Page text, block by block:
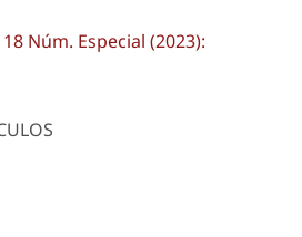
Núm. Especial (2023):